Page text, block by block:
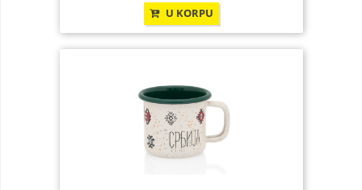
U KORPU